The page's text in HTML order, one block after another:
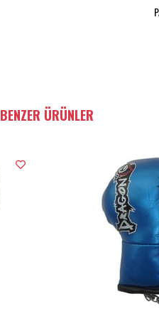
BENZER ÜRÜNLER